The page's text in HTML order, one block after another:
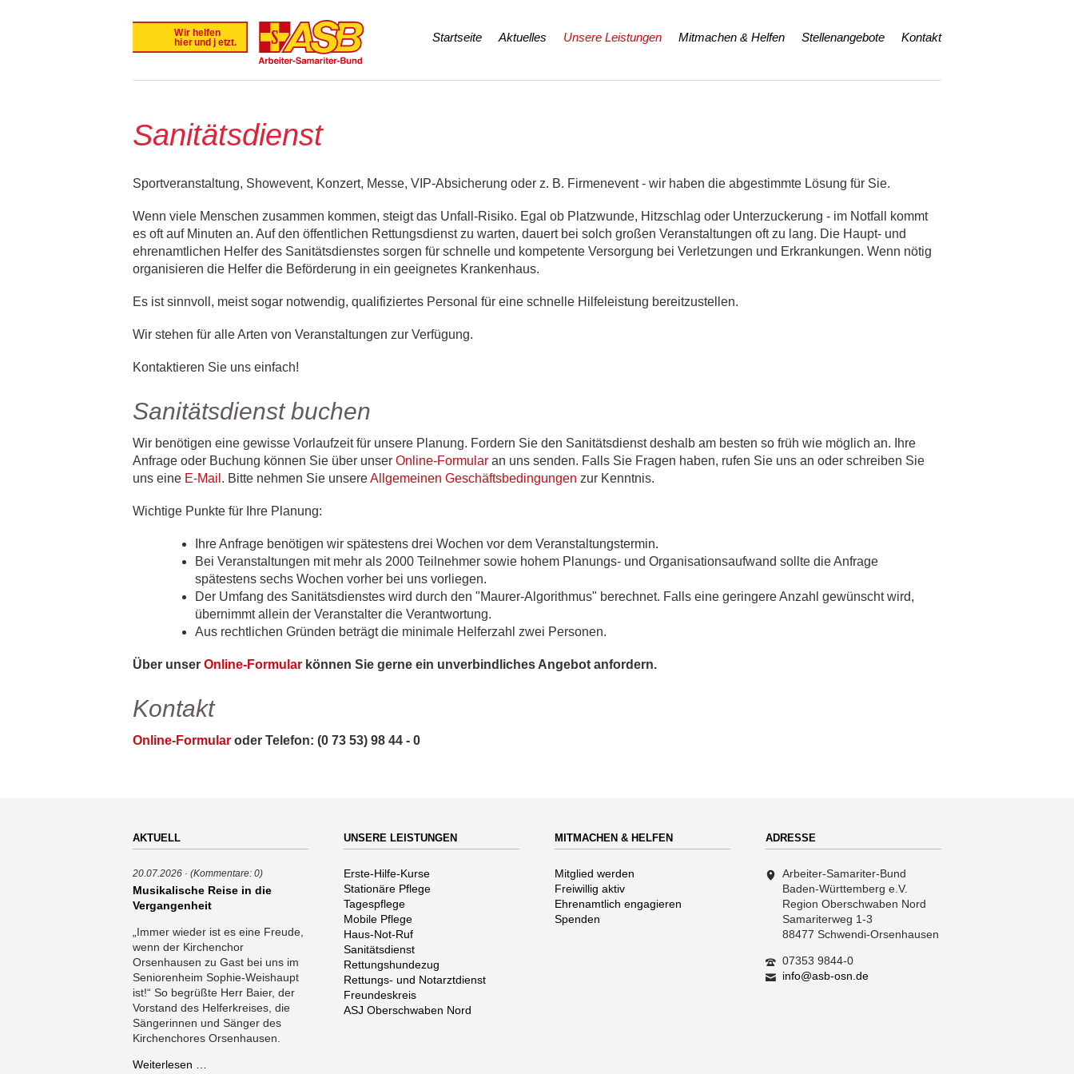
Navigation
Startseite Aktuelles Unsere Leistungen Mitmachen & Helfen Stellenangebote Kontakt
Sanitätsdienst
Sportveranstaltung, Showevent, Konzert, Messe, VIP-Absicherung oder z. B. Firmenevent - wir haben die abgestimmte Lösung für Sie.
Wenn viele Menschen zusammen kommen, steigt das Unfall-Risiko. Egal ob Platzwunde, Hitzschlag oder Unterzuckerung - im Notfall kommt
es oft auf Minuten an. Auf den öffentlichen Rettungsdienst zu warten, dauert bei solch großen Veranstaltungen oft zu lang. Die Haupt- und
ehrenamtlichen Helfer des Sanitätsdienstes sorgen für schnelle und kompetente Versorgung bei Verletzungen und Erkrankungen. Wenn nötig
organisieren die Helfer die Beförderung in ein geeignetes Krankenhaus.
Es ist sinnvoll, meist sogar notwendig, qualifiziertes Personal für eine schnelle Hilfeleistung bereitzustellen.
Wir stehen für alle Arten von Veranstaltungen zur Verfügung.
Kontaktieren Sie uns einfach!
Sanitätsdienst buchen
Wir benötigen eine gewisse Vorlaufzeit für unsere Planung. Fordern Sie den Sanitätsdienst deshalb am besten so früh wie möglich an. Ihre
Anfrage oder Buchung können Sie über unser Online-Formular an uns senden. Falls Sie Fragen haben, rufen Sie uns an oder schreiben Sie
uns eine E-Mail . Bitte nehmen Sie unsereAllgemeinen Geschäftsbedingungen zur Kenntnis.
Wichtige Punkte für Ihre Planung:
Ihre Anfrage benötigen wir spätestens drei Wochen vor dem Veranstaltungstermin.
Bei Veranstaltungen mit mehr als 2000 Teilnehmer sowie hohem Planungs- und Organisationsaufwand sollte die Anfrage
spätestens sechs Wochen vorher bei uns vorliegen.
Der Umfang des Sanitätsdienstes wird durch den "Maurer-Algorithmus" berechnet. Falls eine geringere Anzahl gewünscht wird,
übernimmt allein der Veranstalter die Verantwortung.
Aus rechtlichen Gründen beträgt die minimale Helferzahl zwei Personen.
Über unser Online-Formular können Sie gerne ein unverbindliches Angebot anfordern.
Kontakt
Online-Formular oder Telefon: (0 73 53) 98 44 - 0
AKTUELL
20.07.2026 (Kommentare: 0)
Musikalische Reise in die
Vergangenheit
„Immer wieder ist es eine Freude,
wenn der Kirchenchor
Orsenhausen zu Gast bei uns im
Seniorenheim Sophie-Weishaupt
ist!“ So begrüßte Herr Baier, der
Vorstand des Helferkreises, die
Sängerinnen und Sänger des
Kirchenchores Orsenhausen.
Weiterlesen …
UNSERE LEISTUNGEN
Navigation
überspringen
Erste-Hilfe-Kurse
Stationäre Pflege
Tagespflege
Mobile Pflege
Haus-Not-Ruf
Sanitätsdienst
Rettungshundezug
Rettungs- und Notarztdienst
Freundeskreis
ASJ Oberschwaben Nord
MITMACHEN & HELFEN
Navigation
überspringen
Mitglied werden
Freiwillig aktiv
Ehrenamtlich engagieren
Spenden
ADRESSE
Arbeiter-Samariter-Bund
Baden-Württemberg e.V.
Region Oberschwaben Nord
Samariterweg 1-3
88477 Schwendi-Orsenhausen
07353 9844-0
info@asb-osn.de